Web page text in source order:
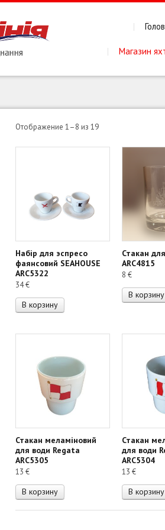
Магазин
Отображение 1–8 из 19Сортировка:
Набір для эспресо
фаянсовий SEAHOUSE
ARC5322
34€
В корзину
Стакан для
ARC4815
8 €
В корзину
Стакан меламіновий
для води Regata
ARC5305
13 €
В корзину
Стакан
для води
ARC5304
13 €
В корзину